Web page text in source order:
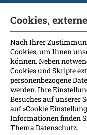
Fakultät
International Patients
Kontakt
Presse
Soziale Medien
Barrierefreiheit
Datenschutz
Impressum
Cookies,
Nach Ihrer
Cookies, um Ihnen
können. Neben
Cookies und Skripte
personenbezogene
werden. Ihre
Besuches auf unserer
auf »Cookie
Informationen finden
ThemaDatenschutz.